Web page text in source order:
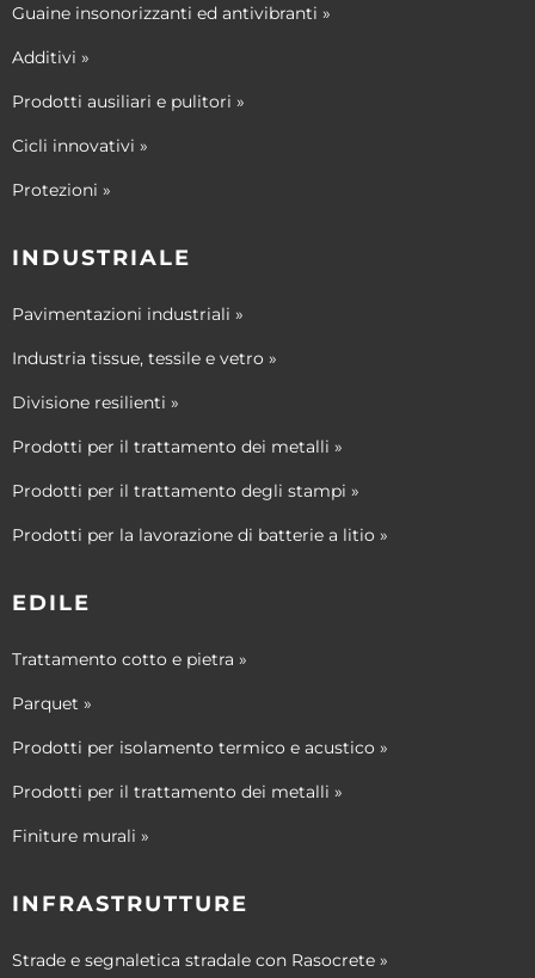
Guaine insonorizzanti ed antivibranti »
Additivi »
Prodotti ausiliari e pulitori »
Cicli innovativi »
Protezioni »
INDUSTRIALE
Pavimentazioni industriali »
Industria tissue, tessile e vetro »
Divisione resilienti »
Prodotti per il trattamento dei metalli »
Prodotti per il trattamento degli stampi »
Prodotti per la lavorazione di batterie a litio »
EDILE
Trattamento cotto e pietra »
Parquet »
Prodotti per isolamento termico e acustico »
Prodotti per il trattamento dei metalli »
Finiture murali »
INFRASTRUTTURE
Strade e segnaletica stradale con Rasocrete »